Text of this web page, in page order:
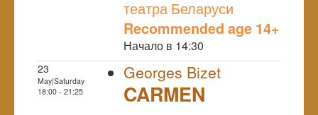
театра Беларуси
Recommended age 14+
Начало в 14:30
23
May|Saturday
18:00 - 21:25
Georges Bizet
CARMEN